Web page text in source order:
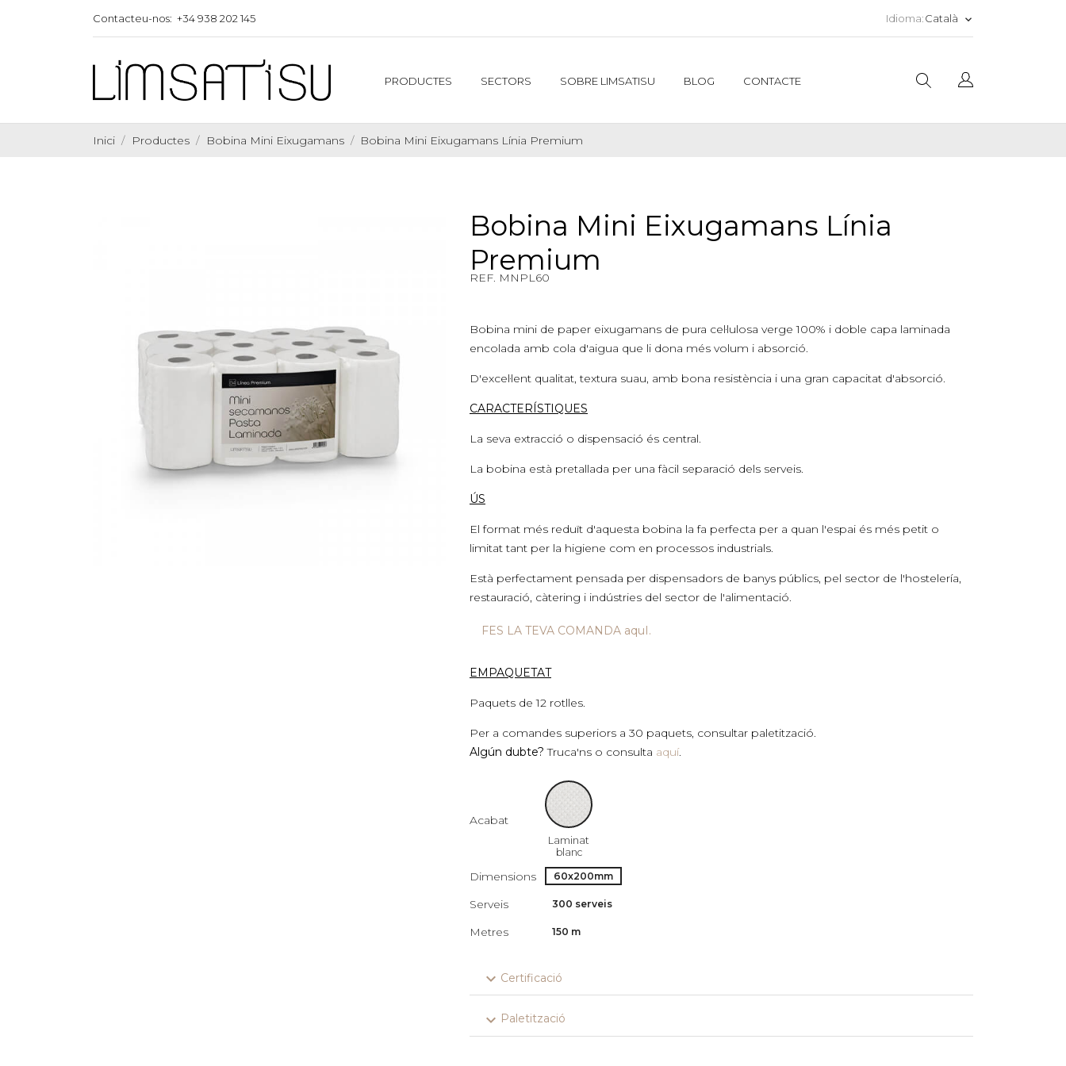
Contacteu-nos: +34 938 202 145 Idioma:Català keyboard_arrow_down
PRODUCTES SECTORS SOBRE LIMSATISU BLOG CONTACTE
Inici Productes Bobina Mini Eixugamans Bobina Mini Eixugamans Línia Premium
Bobina Mini Eixugamans Línia
Premium
Bobina mini de paper eixugamans de pura cel·lulosa verge 100% i doble capa laminada
encolada amb cola d'aigua que li dona més volum i absorció.
D'excel·lent qualitat, textura suau, amb bona resistència i una gran capacitat d'absorció.
CARACTERÍSTIQUES
La seva extracció o dispensació és central.
La bobina està pretallada per una fàcil separació dels serveis.
ÚS
El format més reduït d'aquesta bobina la fa perfecta per a quan l'espai és més petit o
limitat tant per la higiene com en processos industrials.
Està perfectament pensada per dispensadors de banys públics, pel sector de l'hostelería,
restauració, càtering i indústries del sector de l'alimentació.
FES LA TEVA COMANDA aquI.
EMPAQUETAT
Paquets de 12 rotlles.
Per a comandes superiors a 30 paquets, consultar paletització.
Algún dubte? Truca'ns o consulta aquí.
Acabat
Laminat
blanc
Dimensions 60x200mm
Serveis 300 serveis
Metres 150 m
REF. MNPL60
expand_more Certificació
expand_more Paletització